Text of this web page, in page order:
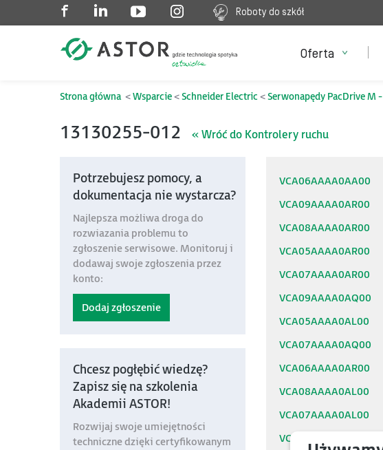
Roboty do szkół
Oferta
Strona główna Wsparcie Schneider Electric Serwonapędy PacDrive M -
13130255-012 « Wróć do Kontrolery ruchu
Potrzebujesz pomocy, a
dokumentacja nie wystarcza?
Najlepsza możliwa droga do
rozwiazania problemu to
zgłoszenie serwisowe. Monitoruj i
dodawaj swoje zgłoszenia przez
konto:
Dodaj zgłoszenie
Chcesz pogłębić wiedzę?
Zapisz się na szkolenia
Akademii ASTOR!
Rozwijaj swoje umiejętności
techniczne dzięki certyfikowanym
VCA06AAAA0AA00
VCA09AAAA0AR00
VCA08AAAA0AR00
VCA05AAAA0AR00
VCA07AAAA0AR00
VCA09AAAA0AQ00
VCA05AAAA0AL00
VCA07AAAA0AQ00
VCA06AAAA0AR00
VCA08AAAA0AL00
VCA07AAAA0AL00
VCA09AAAA0AP00